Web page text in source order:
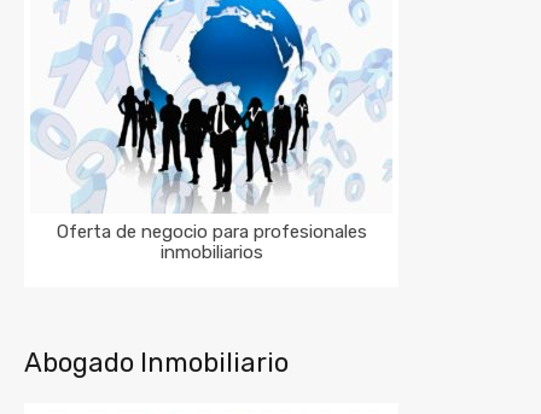
Oferta de negocio para profesionales
inmobiliarios
Abogado Inmobiliario